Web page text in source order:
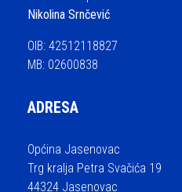
Nikolina Srnčević
OIB: 42512118827
MB: 02600838
ADRESA
Općina Jasenovac
Trg kralja Petra Svačića 19
44324 Jasenovac